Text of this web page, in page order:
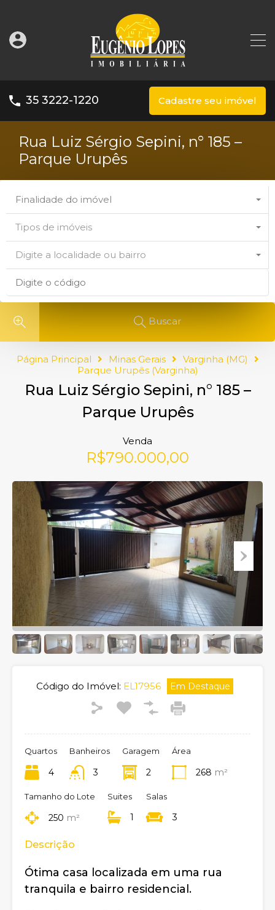
35 3222-1220 Cadastre seu imóvel
Rua Luiz Sérgio Sepini, n° 185 –
Parque Urupês
Finalidade do imóvel
Tipos de imóveis
Digite a localidade ou bairro
Buscar
Página Principal Minas Gerais
Varginha (MG)
Parque Urupês (Varginha)
Rua Luiz Sérgio Sepini, n° 185 –
Parque Urupês
Venda
R$790.000,00
Código do Imóvel: EL17956 Em Destaque
Quartos
4
Banheiros
3
Garagem
2
Área
268 m²
Tamanho do Lote
250 m²
Suites
1
Salas
3
Descrição
Ótima casa localizada em uma rua
tranquila e bairro residencial.